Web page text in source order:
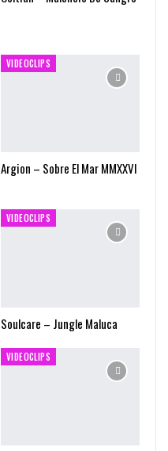
VIDEOCLIPS
Argion – Sobre El Mar MMXXVI
VIDEOCLIPS
Soulcare – Jungle Maluca
VIDEOCLIPS